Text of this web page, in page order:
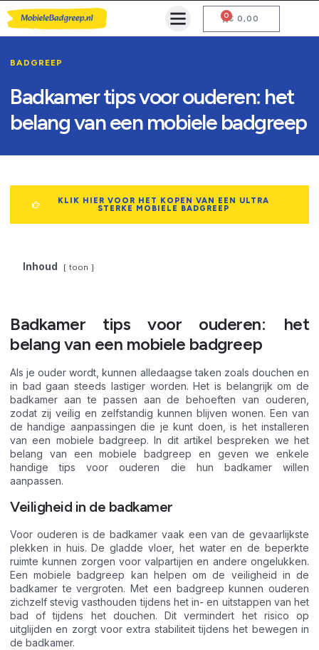
€ 0,00
0
BADGREEP
Badkamer tips voor ouderen: het
belang van een mobiele badgreep
KLIK HIER VOOR HET KOPEN VAN EEN ULTRA
STERKE MOBIELE BADGREEP
Inhoud toon
Badkamer tips voor ouderen: het
belang van een mobiele badgreep
Als je ouder wordt, kunnen alledaagse taken zoals douchen en
in bad gaan steeds lastiger worden. Het is belangrijk om de
badkamer aan te passen aan de behoeften van ouderen,
zodat zij veilig en zelfstandig kunnen blijven wonen. Een van
de handige aanpassingen die je kunt doen, is het installeren
van een mobiele badgreep. In dit artikel bespreken we het
belang van een mobiele badgreep en geven we enkele
handige tips voor ouderen die hun badkamer willen
aanpassen.
Veiligheid in de badkamer
Voor ouderen is de badkamer vaak een van de gevaarlijkste
plekken in huis. De gladde vloer, het water en de beperkte
ruimte kunnen zorgen voor valpartijen en andere ongelukken.
Een mobiele badgreep kan helpen om de veiligheid in de
badkamer te vergroten. Met een badgreep kunnen ouderen
zichzelf stevig vasthouden tijdens het in- en uitstappen van het
bad of tijdens het douchen. Dit vermindert het risico op
uitglijden en zorgt voor extra stabiliteit tijdens het bewegen in
de badkamer.